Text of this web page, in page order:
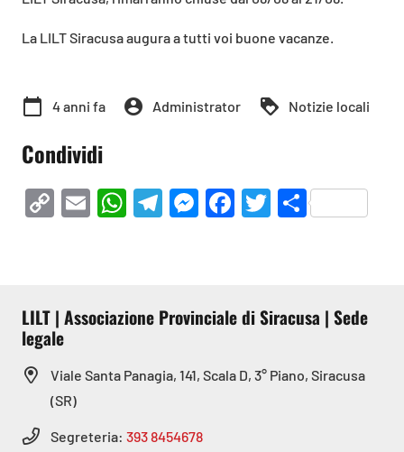
La LILT Siracusa augura a tutti voi buone vacanze.
calendar_today 4 anni fa account_circle Administrator loyalty Notizie locali
Condividi
CopyEmailWhatsApp
Telegram
Messenger
Facebook
Twitter
LILT | Associazione Provinciale di Siracusa | Sede
legale
Viale Santa Panagia, 141, Scala D, 3° Piano, Siracusa
(SR)
Segreteria: 393 8454678